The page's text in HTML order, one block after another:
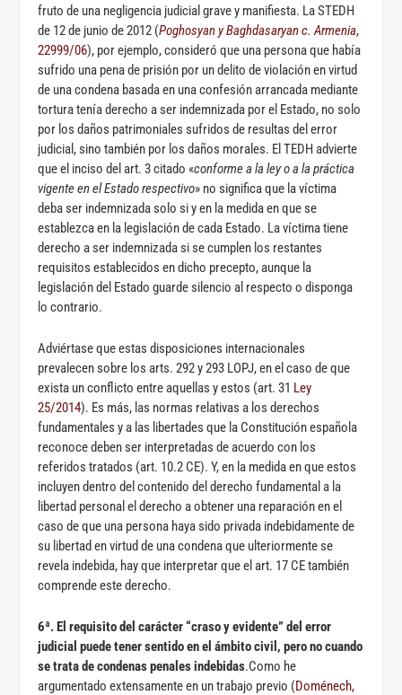
fruto de una negligencia judicial grave y manifiesta. La STEDH
de 12 de junio de 2012 (Poghosyan y Baghdasaryan c. Armenia,
22999/06), por ejemplo, consideró que una persona que había
sufrido una pena de prisión por un delito de violación en virtud
de una condena basada en una confesión arrancada mediante
tortura tenía derecho a ser indemnizada por el Estado, no solo
por los daños patrimoniales sufridos de resultas del error
judicial, sino también por los daños morales. El TEDH advierte
que el inciso del art. 3 citado «conforme a la ley o a la práctica
vigente en el Estado respectivo» no significa que la víctima
deba ser indemnizada solo si y en la medida en que se
establezca en la legislación de cada Estado. La víctima tiene
derecho a ser indemnizada si se cumplen los restantes
requisitos establecidos en dicho precepto, aunque la
legislación del Estado guarde silencio al respecto o disponga
lo contrario.
Adviértase que estas disposiciones internacionales
prevalecen sobre los arts. 292 y 293 LOPJ, en el caso de que
exista un conflicto entre aquellas y estos (art. 31 Ley
25/2014). Es más, las normas relativas a los derechos
fundamentales y a las libertades que la Constitución española
reconoce deben ser interpretadas de acuerdo con los
referidos tratados (art. 10.2 CE). Y, en la medida en que estos
incluyen dentro del contenido del derecho fundamental a la
libertad personal el derecho a obtener una reparación en el
caso de que una persona haya sido privada indebidamente de
su libertad en virtud de una condena que ulteriormente se
revela indebida, hay que interpretar que el art. 17 CE también
comprende este derecho.
6ª. El requisito del carácter “craso y evidente” del error
judicial puede tener sentido en el ámbito civil, pero no cuando
se trata de condenas penales indebidas.Como he
argumentado extensamente en un trabajo previo (Doménech,